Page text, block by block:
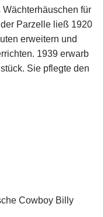
für
Parzelle ließ 1920
erweitern und
1939 erwarb
Sie pflegte den
Cowboy Billy